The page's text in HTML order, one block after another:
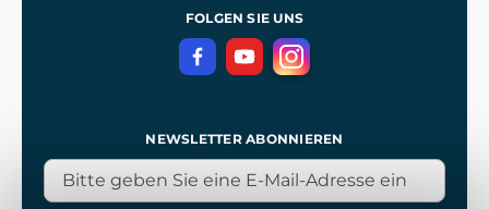
DatenschutzerklärungFOLGEN SIE UNS
NEWSLETTER ABONNIEREN